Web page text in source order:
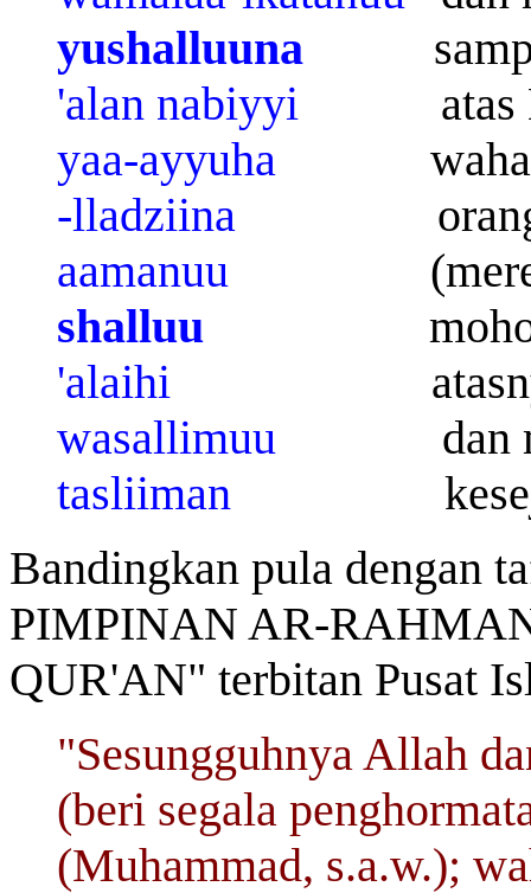
yushalluuna
'alan nabiyyi
atas
yaa-ayyuha
-lladziina orang-
aamanuu
shalluu
'alaihi
wasallimuu dan
tasliiman
Bandingkan pula dengan
PIMPINAN AR-
QUR'AN" terbitan Pusat
"Sesungguhnya Allah
(beri segala
(Muhammad, s.a.w.);